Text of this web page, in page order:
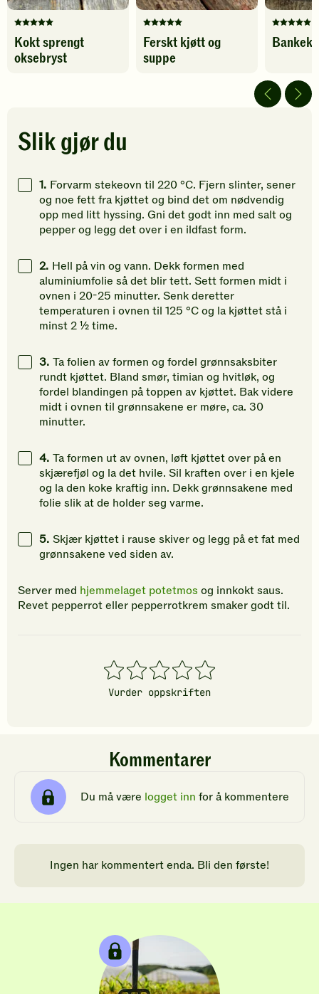
Denne
oppskriften
har
stjerner.
Klikk
å
gi
vurdering.
Kokt sprengt
oksebryst
Denne
oppskriften
har
å
gi
din
vurdering.
Ferskt kjøtt og
suppe
Denne
5
av
gi
din
Slik gjør du
1. Forvarm stekeovn til 220 °C. Fjern slinter, sener
og noe fett fra kjøttet og bind det om nødvendig
opp med litt hyssing. Gni det godt inn med salt og
pepper og legg det over i en ildfast form.
2. Hell på vin og vann. Dekk formen med
aluminiumfolie så det blir tett. Sett formen midt i
ovnen i 20-25 minutter. Senk deretter
temperaturen i ovnen til 125 °C og la kjøttet stå i
minst 2 ½ time.
3. Ta folien av formen og fordel grønnsaksbiter
rundt kjøttet. Bland smør, timian og hvitløk, og
fordel blandingen på toppen av kjøttet. Bak videre
midt i ovnen til grønnsakene er møre, ca. 30
minutter.
4. Ta formen ut av ovnen, løft kjøttet over på en
skjærefjøl og la det hvile. Sil kraften over i en kjele
og la den koke kraftig inn. Dekk grønnsakene med
folie slik at de holder seg varme.
5. Skjær kjøttet i rause skiver og legg på et fat med
grønnsakene ved siden av.
Server med hjemmelaget potetmos og innkokt saus.
Revet pepperrot eller pepperrotkrem smaker godt til.
1
stjerner
2
stjerner
3
stjerner
4
stjerner
5
stjerner
Vurder oppskriften
Kommentarer
Du må være logget inn for å kommentere
Ingen har kommentert enda. Bli den første!